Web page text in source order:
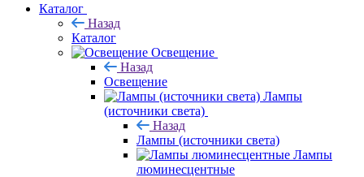
Каталог
Назад
Каталог
Освещение
Назад
Освещение
Лампы
(источники света)
Назад
Лампы (источники света)
Лампы
люминесцентные